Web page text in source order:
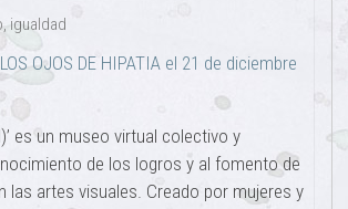
, igualdad
LOS OJOS DE HIPATIA el 21 de diciembre
es un museo virtual colectivo y
de los logros y al fomento de
las artes visuales. Creado por mujeres y